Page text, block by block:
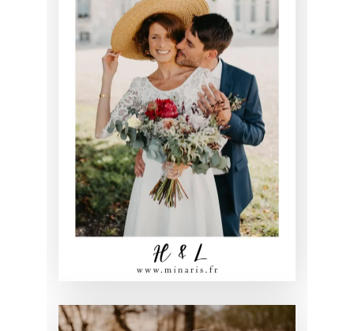
MARIAGE D’
HÉLÈNE
CHIGNON MARIAGE